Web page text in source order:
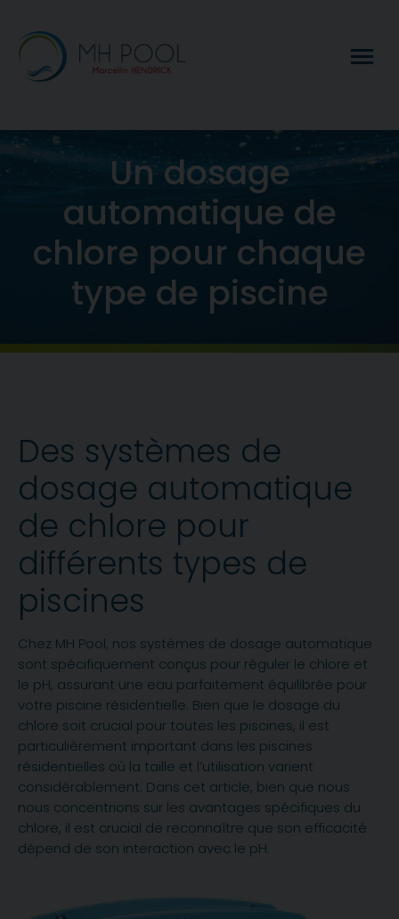
Un dosage
automatique de
chlore pour chaque
type de piscine
Des systèmes de
dosage automatique
de chlore pour
différents types de
piscines
Chez MH Pool, nos systèmes de dosage automatique
sont spécifiquement conçus pour réguler le chlore et
le pH, assurant une eau parfaitement équilibrée pour
votre piscine résidentielle. Bien que le dosage du
chlore soit crucial pour toutes les piscines, il est
particulièrement important dans les piscines
résidentielles où la taille et l’utilisation varient
considérablement. Dans cet article, bien que nous
nous concentrions sur les avantages spécifiques du
chlore, il est crucial de reconnaître que son efficacité
dépend de son interaction avec le pH.